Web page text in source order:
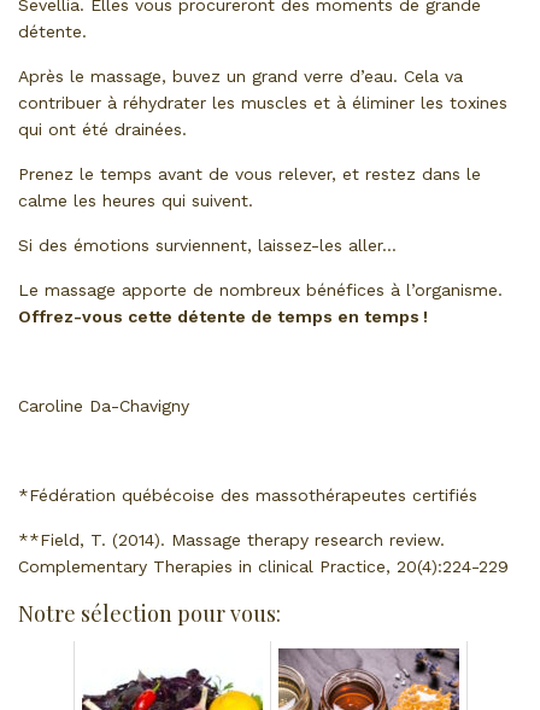
Sevellia. Elles vous procureront des moments de grande
détente.
Après le massage, buvez un grand verre d’eau. Cela va
contribuer à réhydrater les muscles et à éliminer les toxines
qui ont été drainées.
Prenez le temps avant de vous relever, et restez dans le
calme les heures qui suivent.
Si des émotions surviennent, laissez-les aller…
Le massage apporte de nombreux bénéfices à l’organisme.
Offrez-vous cette détente de temps en temps !
Caroline Da-Chavigny
*Fédération québécoise des massothérapeutes certifiés
**Field, T. (2014). Massage therapy research review.
Complementary Therapies in clinical Practice, 20(4):224-229
Notre sélection pour vous: